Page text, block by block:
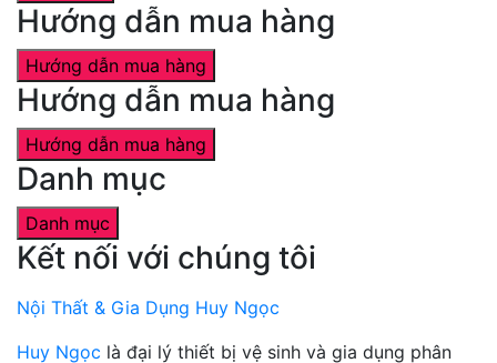
Hướng dẫn mua hàng
Hướng dẫn mua hàng
Hướng dẫn mua hàng
Hướng dẫn mua hàng
Danh mục
Danh mục
Kết nối với chúng tôi
Nội Thất & Gia Dụng Huy Ngọc
Huy Ngọc là đại lý thiết bị vệ sinh và gia dụng phân